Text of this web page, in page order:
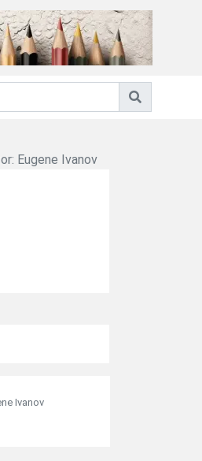
Eugene Ivanov
Ivanov